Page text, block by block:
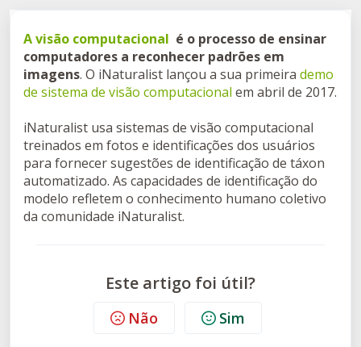
A visão computacional é o processo de ensinar
computadores a reconhecer padrões em
imagens. O iNaturalist lançou a sua primeira demo
de sistema de visão computacional em abril de 2017.
iNaturalist usa sistemas de visão computacional
treinados em fotos e identificações dos usuários
para fornecer sugestões de identificação de táxon
automatizado. As capacidades de identificação do
modelo refletem o conhecimento humano coletivo
da comunidade iNaturalist.
Este artigo foi útil?
Não Sim